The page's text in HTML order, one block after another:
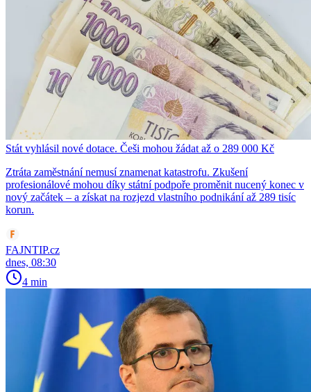
Stát vyhlásil nové dotace. Češi mohou žádat až o 289 000 Kč
Ztráta zaměstnání nemusí znamenat katastrofu. Zkušení
profesionálové mohou díky státní podpoře proměnit nucený konec v
nový začátek – a získat na rozjezd vlastního podnikání až 289 tisíc
korun.
FAJNTIP.cz
dnes, 08:30
4 min